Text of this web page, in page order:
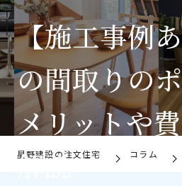
施工事例
星野建設Sシリーズの6
お役立ちコラム
お知らせ
会社概要
【施工事例
の間取りの
メリットや
解説
星野建設の注文住宅 コラム